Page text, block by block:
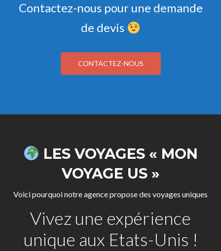
Contactez-nous pour une demande
de devis
CONTACTEZ-NOUS
LES VOYAGES « MON
VOYAGE US »
Voici pourquoi notre agence propose des voyages uniques
Vivez une expérience
unique aux Etats-Unis !